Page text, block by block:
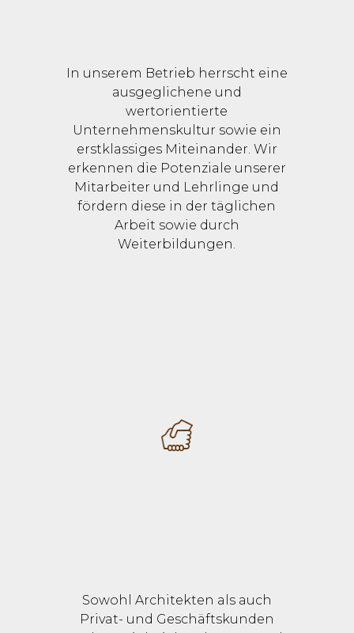
In unserem Betrieb herrscht eine
ausgeglichene und
wertorientierte
Unternehmenskultur sowie ein
erstklassiges Miteinander. Wir
erkennen die Potenziale unserer
Mitarbeiter und Lehrlinge und
fördern diese in der täglichen
Arbeit sowie durch
Weiterbildungen.
Sowohl Architekten als auch
Privat- und Geschäftskunden